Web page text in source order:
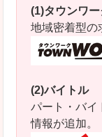
(1)タウンワー
地域密着型の
(2)バイトル
パート・バイ
情報が追加。